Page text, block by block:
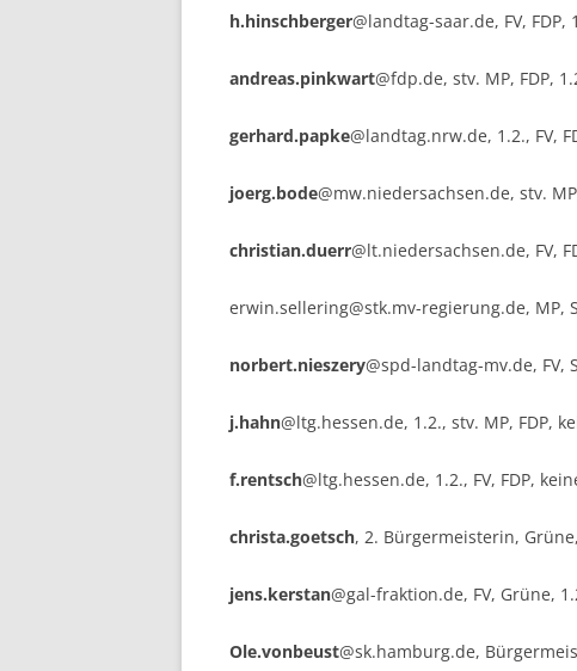
h.hinschberger@landtag-saar.de, FV,
andreas.pinkwart@fdp.de, stv. MP, FDP,
gerhard.papke@landtag.nrw.de, 1.2., FV,
joerg.bode@mw.niedersachsen.de, stv.
christian.duerr@lt.niedersachsen.de, FV,
erwin.sellering@stk.mv-regierung.de, MP,
norbert.nieszery@spd-landtag-mv.de, FV,
j.hahn@ltg.hessen.de, 1.2., stv. MP, FDP,
f.rentsch@ltg.hessen.de, 1.2., FV, FDP,
christa.goetsch, 2. Bürgermeisterin,
jens.kerstan@gal-fraktion.de, FV, Grüne,
Ole.vonbeust@sk.hamburg.de,